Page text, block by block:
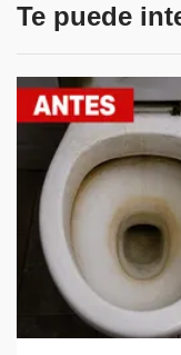
Te puede